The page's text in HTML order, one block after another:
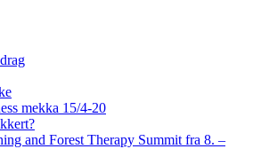
mekka 15/4-20
and Forest Therapy Summit fra 8. –